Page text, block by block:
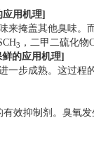
用机理]
掩盖其他臭味。
3 ，二甲二硫化物
的应用机理]
步成熟。这过程
效抑制剂。臭氧